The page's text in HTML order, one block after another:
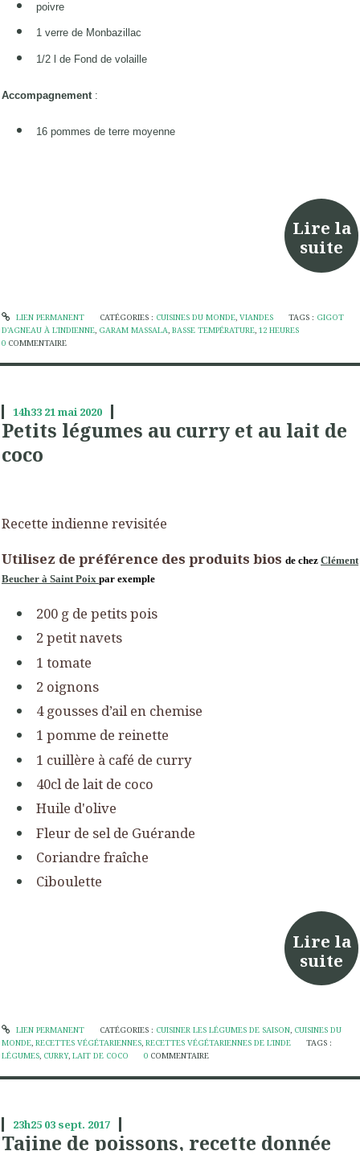
poivre
1 verre de Monbazillac
1/2 l de Fond de volaille
Accompagnement:
16 pommes de terre moyenne
Lire la
suite
LIEN PERMANENT CATÉGORIES : CUISINES DU MONDE, VIANDES TAGS : GIGOT
D'AGNEAU À L'INDIENNE, GARAM MASSALA, BASSE TEMPÉRATURE, 12 HEURES
0 COMMENTAIRE
14h33 21mai 2020
Petits légumes au curry et au lait de
coco
Recette indienne revisitée
Utilisez de préférence des produits bios de chez Clément
Beucher à Saint Poix par exemple
200 g de petits pois
2 petit navets
1 tomate
2 oignons
4 gousses d’ail en chemise
1 pomme de reinette
1 cuillère à café de curry
40cl de lait de coco
Huile d'olive
Fleur de sel de Guérande
Coriandre fraîche
Ciboulette
Lire la
suite
LIEN PERMANENT CATÉGORIES : CUISINER LES LÉGUMES DE SAISON, CUISINES DU
MONDE, RECETTES VÉGÉTARIENNES, RECETTES VÉGÉTARIENNES DE L'INDE
TAGS :
LÉGUMES, CURRY, LAIT DE COCO 0 COMMENTAIRE
23h25 03 sept. 2017
Tajine de poissons, recette donnée